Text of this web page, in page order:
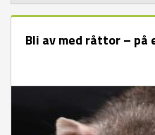
Bli av med råttor –